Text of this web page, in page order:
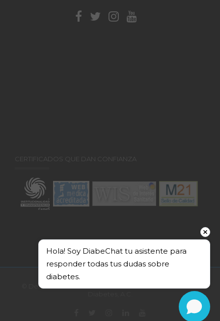
CERTIFICADOS QUE DAN CONFIANZA
© Derechos Reservados 2026. Federación Mexicana de
Hola! Soy DiabeChat tu asistente para
responder todas tus dudas sobre
diabetes.